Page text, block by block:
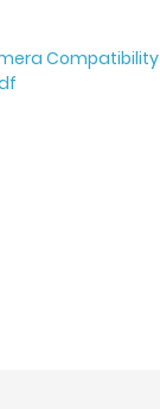
Compatibility